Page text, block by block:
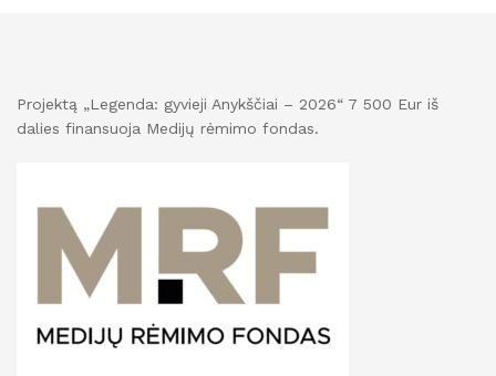
Projektą „Legenda: gyvieji Anykščiai – 2026“ 7 500 Eur iš
dalies finansuoja Medijų rėmimo fondas.